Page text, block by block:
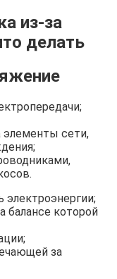
из-за
делать
элементы сети,
электроэнергии;
балансе которой
за